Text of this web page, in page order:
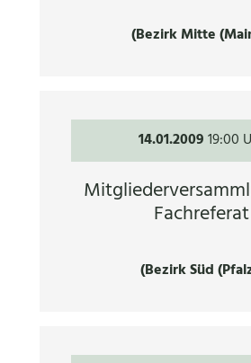
(Bezirk Mitte
14.01.200919:00
Fachreferat
(Bezirk Süd